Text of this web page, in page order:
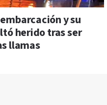
y su
herido tras ser
llamas